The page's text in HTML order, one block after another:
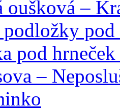
oušková –
podložky
pod
–